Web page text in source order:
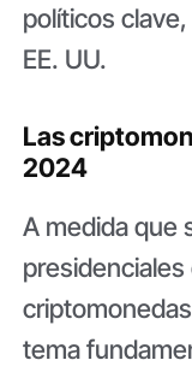
políticos
EE. UU.
Las
2024
A medida que
presidenciales
tema